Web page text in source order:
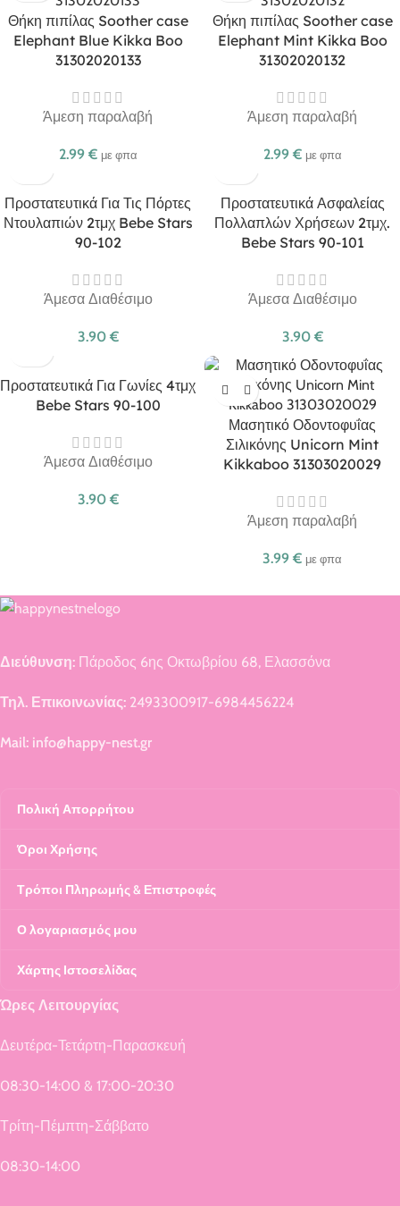
Θήκη πιπίλας Soother case
Elephant Blue Kikka Boo
31302020133
Άμεση παραλαβή
2.99 € με φπα
Θήκη πιπίλας Soother case
Elephant Mint Kikka Boo
31302020132
Άμεση παραλαβή
2.99 € με φπα
Προστατευτικά Για Τις Πόρτες
Ντουλαπιών 2τμχ Bebe Stars
90-102
Άμεσα Διαθέσιμο
3.90 €
Προστατευτικά Ασφαλείας
Πολλαπλών Χρήσεων 2τμχ.
Bebe Stars 90-101
Άμεσα Διαθέσιμο
3.90 €
Προστατευτικά Για Γωνίες 4τμχ
Bebe Stars 90-100
Άμεσα Διαθέσιμο
3.90 €
Μασητικό Οδοντοφυΐας
Σιλικόνης Unicorn Mint
Kikkaboo 31303020029
Άμεση παραλαβή
3.99 € με φπα
Διεύθυνση: Πάροδος 6ης Οκτωβρίου 68, Ελασσόνα
Τηλ. Επικοινωνίας: 2493300917-6984456224
Mail: info@happy-nest.gr
Πολική Απορρήτου
Όροι Χρήσης
Τρόποι Πληρωμής & Επιστροφές
Ο λογαριασμός μου
Χάρτης Ιστοσελίδας
Ώρες Λειτουργίας
Δευτέρα-Τετάρτη-Παρασκευή
08:30-14:00 & 17:00-20:30
Τρίτη-Πέμπτη-Σάββατο
08:30-14:00